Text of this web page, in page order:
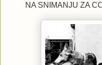
NA SNIMANJU ZA